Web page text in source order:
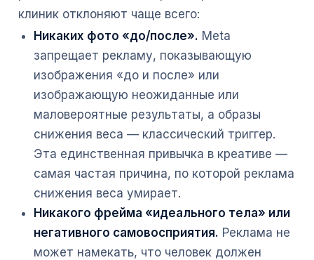
клиник отклоняют чаще всего:
Никаких фото «до/после». Meta
запрещает рекламу, показывающую
изображения «до и после» или
изображающую неожиданные или
маловероятные результаты, а образы
снижения веса — классический триггер.
Эта единственная привычка в креативе —
самая частая причина, по которой реклама
снижения веса умирает.
Никакого фрейма «идеального тела» или
негативного самовосприятия. Реклама не
может намекать, что человек должен